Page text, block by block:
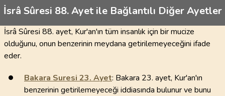
İsrâ Sûresi 88. Ayet ile Bağlantılı Diğer Ayetler
İsrâ Sûresi 88. ayet, Kur'an'ın tüm insanlık için bir mucize
olduğunu, onun benzerinin meydana getirilemeyeceğini ifade
eder.
Bakara Suresi 23. Ayet: Bakara 23. ayet, Kur'an'ın
benzerinin getirilemeyeceği iddiasında bulunur ve bunu